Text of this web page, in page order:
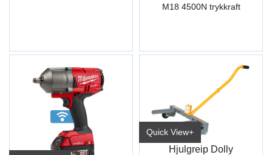
M18 4500N trykkraft
Quick View+
Hjulgreip Dolly